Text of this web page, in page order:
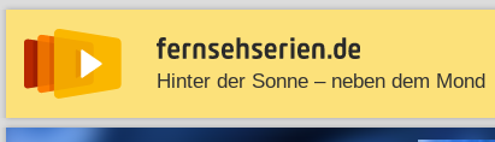
Hinter der Sonne – neben dem Mond
News Entdecken Streaming TV-Starts